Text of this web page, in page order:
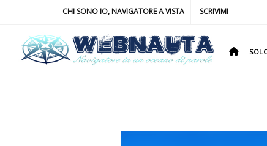
CHI SONO IO, NAVIGATORE A VISTA SCRIVIMI